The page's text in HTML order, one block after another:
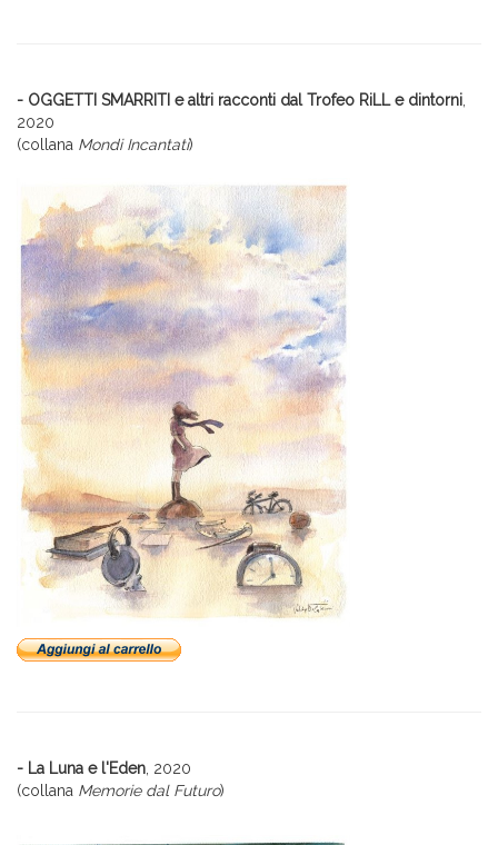
- OGGETTI SMARRITI e altri racconti dal Trofeo RiLL e dintorni
2020
(collana Mondi Incantati)
- La Luna e l'Eden , 2020
(collana Memorie dal Futuro)